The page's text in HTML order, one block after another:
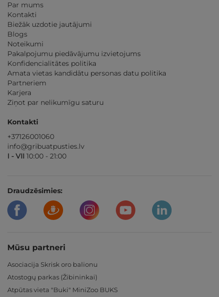
Par mums
Kontakti
Biežāk uzdotie jautājumi
Blogs
Noteikumi
Pakalpojumu piedāvājumu izvietojums
Konfidencialitātes politika
Amata vietas kandidātu personas datu politika
Partneriem
Karjera
Ziņot par nelikumīgu saturu
Kontakti
+37126001060
info@gribuatpusties.lv
I - VII 10:00 - 21:00
Draudzēsimies:
Mūsu partneri
Asociacija Skrisk oro balionu
Atostogų parkas (Žibininkai)
Atpūtas vieta "Buki" MiniZoo BUKS